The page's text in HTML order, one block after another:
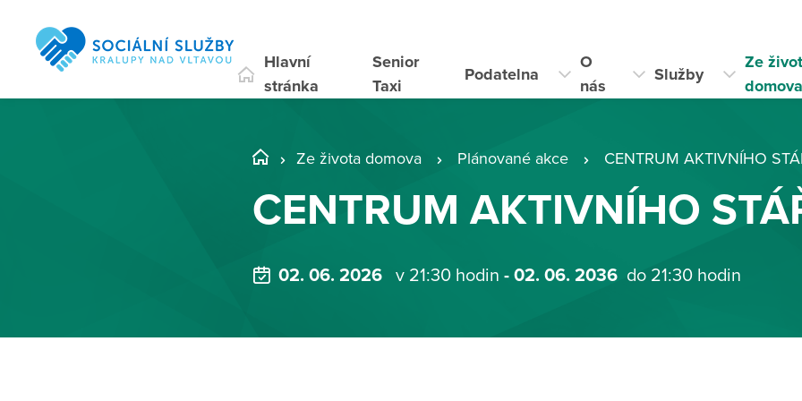
Hlavní
stránka
Senior
Taxi
Podatelna
O
nás
Služby
Ze
domova
Ze života domova Plánované akce CENTRUM AKTIVNÍHO
CENTRUM AKTIVNÍHO
02. 06. 2026 v 21:30 hodin - 02. 06. 2036 do 21:30 hodin